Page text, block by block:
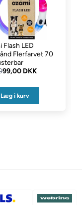
Flash LED
Flerfarvet 70
99,00 DKK
Læg i kurv